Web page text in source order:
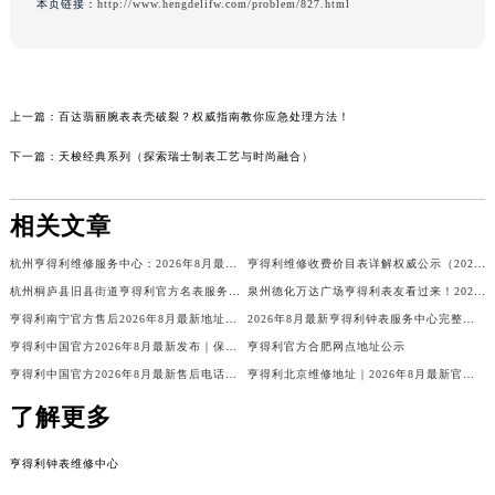
本页链接： http://www.hengdelifw.com/problem/827.html
上一篇： 百达翡丽腕表表壳破裂？权威指南教你应急处理方法！
下一篇： 天梭经典系列（探索瑞士制表工艺与时尚融合）
相关文章
亨得利官方合肥网点地址公示
了解更多
亨得利钟表维修中心